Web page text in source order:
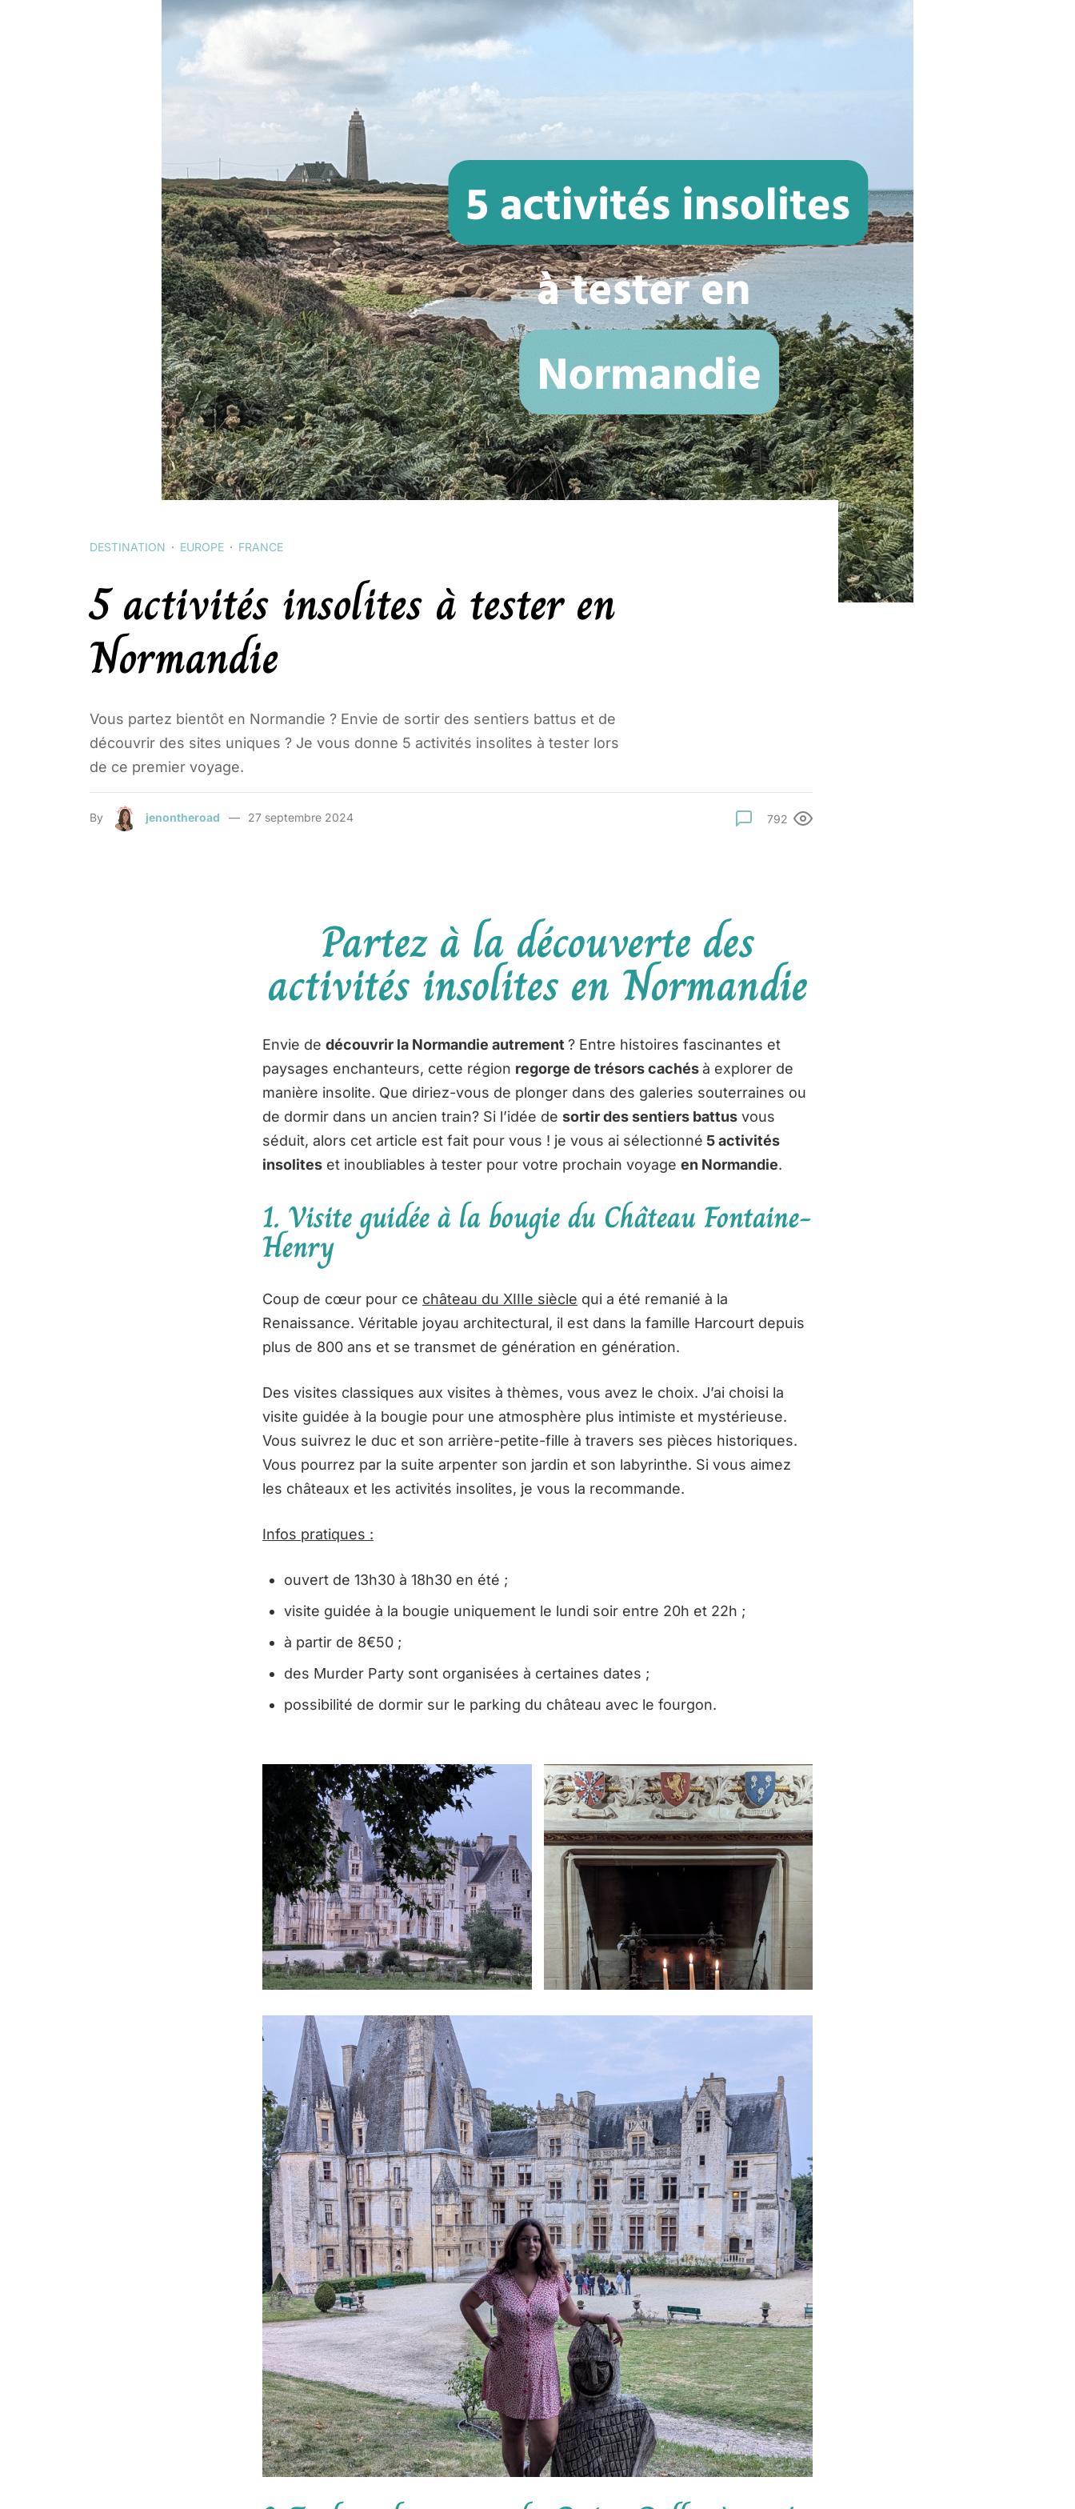
DESTINATION EUROPE FRANCE
5 activités insolites à tester en
Normandie
Vous partez bientôt en Normandie ? Envie de sortir des sentiers battus et de
découvrir des sites uniques ? Je vous donne 5 activités insolites à tester lors
de ce premier voyage.
By jenontheroad 27 septembre 2024 792
Partez à la découverte des
activités insolites en Normandie
Envie de découvrir la Normandie autrement ? Entre histoires fascinantes et
paysages enchanteurs, cette région regorge de trésors cachésà explorer de
manière insolite. Que diriez-vous de plonger dans des galeries souterraines ou
de dormir dans un ancien train? Si l’idée de sortir des sentiers battus vous
séduit, alors cet article est fait pour vous ! je vous ai sélectionné 5 activités
insolites et inoubliables à tester pour votre prochain voyage en Normandie.
1. Visite guidée à la bougie du Château Fontaine-
Henry
Coup de cœur pour ce château du XIIIe siècle qui a été remanié à la
Renaissance. Véritable joyau architectural, il est dans la famille Harcourt depuis
plus de 800 ans et se transmet de génération en génération.
Des visites classiques aux visites à thèmes, vous avez le choix. J’ai choisi la
visite guidée à la bougie pour une atmosphère plus intimiste et mystérieuse.
Vous suivrez le duc et son arrière-petite-fille à travers ses pièces historiques.
Vous pourrez par la suite arpenter son jardin et son labyrinthe. Si vous aimez
les châteaux et les activités insolites, je vous la recommande.
Infos pratiques :
ouvert de 13h30 à 18h30 en été ;
visite guidée à la bougie uniquement le lundi soir entre 20h et 22h ;
à partir de 8€50 ;
des Murder Party sont organisées à certaines dates ;
possibilité de dormir sur le parking du château avec le fourgon.